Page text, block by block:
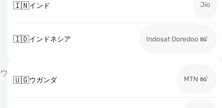
🇮🇳インド Jio
🇮🇩インドネシア Indosat Ooredoo
ウ
🇺🇬ウガンダ MTN